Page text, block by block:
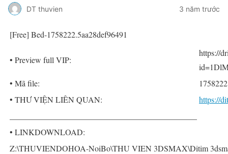
DT thuvien 3 năm trước
[Free] Bed-1758222.5aa28def96491
• Preview full VIP:
https://
• Mã file:
• THƯ VIỆN LIÊN QUAN:
https://
• LINKDOWNLOAD:
Z:\THUVIENDOHOA-NoiBo\THU VIEN 3DSMAX\Ditim